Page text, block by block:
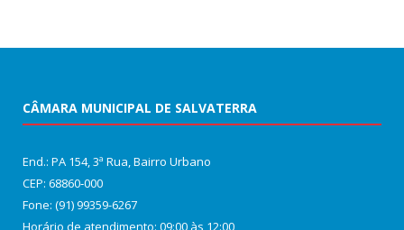
CÂMARA MUNICIPAL DE SALVATERRA
End.: PA 154, 3ª Rua, Bairro Urbano
CEP: 68860‑000
Fone: (91) 99359-6267